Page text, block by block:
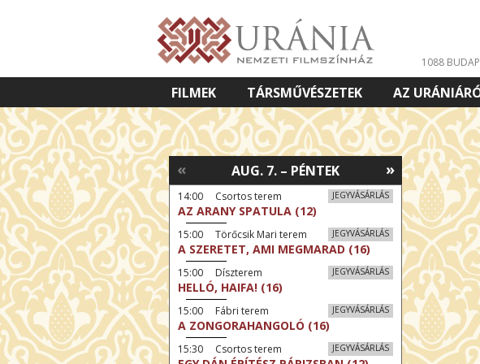
1088
FILMEK TÁRSMŰVÉSZETEK AZ
VETÍTETT KÉPES ELŐADÁSOK
»
AUG. 7. – PÉNTEK
«
JEGYVÁSÁRLÁS
14:00 Csortos terem
AZ ARANY SPATULA (12)
JEGYVÁSÁRLÁS
15:00 Törőcsik Mari terem
A SZERETET, AMI MEGMARAD (16)
JEGYVÁSÁRLÁS
15:00 Díszterem
HELLÓ, HAIFA! (16)
JEGYVÁSÁRLÁS
15:00 Fábri terem
A ZONGORAHANGOLÓ (16)
JEGYVÁSÁRLÁS
15:30 Csortos terem